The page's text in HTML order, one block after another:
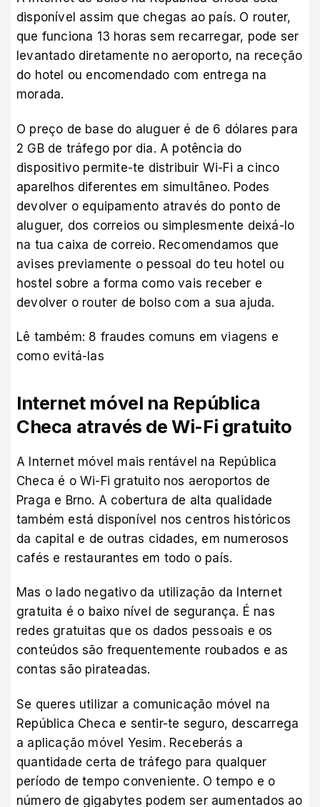
disponível assim que chegas ao país. O router,
que funciona 13 horas sem recarregar, pode ser
levantado diretamente no aeroporto, na receção
do hotel ou encomendado com entrega na
morada.
O preço de base do aluguer é de 6 dólares para
2 GB de tráfego por dia. A potência do
dispositivo permite-te distribuir Wi-Fi a cinco
aparelhos diferentes em simultâneo. Podes
devolver o equipamento através do ponto de
aluguer, dos correios ou simplesmente deixá-lo
na tua caixa de correio. Recomendamos que
avises previamente o pessoal do teu hotel ou
hostel sobre a forma como vais receber e
devolver o router de bolso com a sua ajuda.
Lê também: 8 fraudes comuns em viagens e
como evitá-las
Internet móvel na República
Checa através de Wi-Fi gratuito
A Internet móvel mais rentável na República
Checa é o Wi-Fi gratuito nos aeroportos de
Praga e Brno. A cobertura de alta qualidade
também está disponível nos centros históricos
da capital e de outras cidades, em numerosos
cafés e restaurantes em todo o país.
Mas o lado negativo da utilização da Internet
gratuita é o baixo nível de segurança. É nas
redes gratuitas que os dados pessoais e os
conteúdos são frequentemente roubados e as
contas são pirateadas.
Se queres utilizar a comunicação móvel na
República Checa e sentir-te seguro, descarrega
a aplicação móvel Yesim. Receberás a
quantidade certa de tráfego para qualquer
período de tempo conveniente. O tempo e o
número de gigabytes podem ser aumentados ao